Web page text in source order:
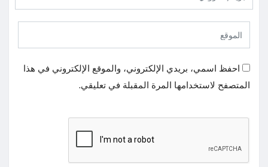
احفظ اسمي، بريدي الإلكتروني، والموقع الإلكتروني في هذا
المتصفح لاستخدامها المرة المقبلة في تعليقي.